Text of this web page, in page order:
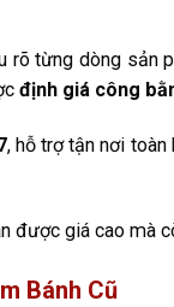
rõ từng dòng sản
định giá công
, hỗ trợ tận nơi
được giá cao mà
Bánh Cũ